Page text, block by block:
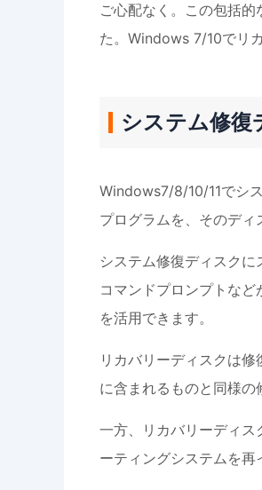
ご心配なく。この包括
た。Windows 7/10でリ
システム修復
Windows7/8/10/11でシ
プログラムを、そのディ
システム修復ディスク
コマンドプロンプトな
を活用できます。
リカバリーディスクは
に含まれるものと同様の
一方、リカバリーディ
ーティングシステムを再